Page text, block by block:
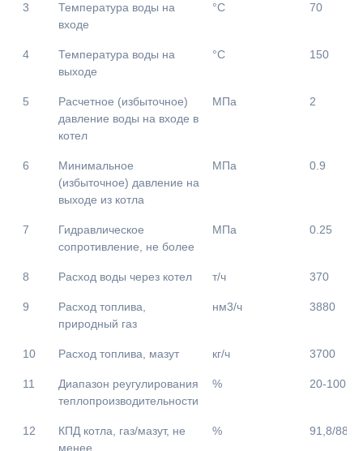
3
Температура воды на
входе
°С 70
4
Температура воды на
выходе
°С 150
5
Расчетное (избыточное)
давление воды на входе в
котел
МПа 2
6
Минимальное
(избыточное) давление на
выходе из котла
МПа 0.9
7
Гидравлическое
сопротивление, не более
МПа 0.25
8 Расход воды через котел т/ч 370
9
Расход топлива,
природный газ
нм3/ч 3880
10 Расход топлива, мазут кг/ч 3700
11
Диапазон реугулирования
теплопроизводительности
% 20-100
12
КПД котла, газ/мазут, не
менее
% 91,8/88,1